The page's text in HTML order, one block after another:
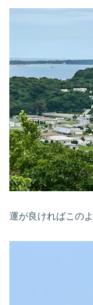
運が良ければこの